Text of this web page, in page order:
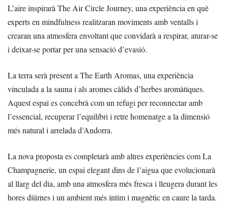
L’aire inspirarà The Air Circle Journey, una experiència en què
experts en mindfulness realitzaran moviments amb ventalls i
crearan una atmosfera envoltant que convidarà a respirar, aturar-se
i deixar-se portar per una sensació d’evasió.
La terra serà present a The Earth Aromas, una experiència
vinculada a la sauna i als aromes càlids d’herbes aromàtiques.
Aquest espai es concebrà com un refugi per reconnectar amb
l’essencial, recuperar l’equilibri i retre homenatge a la dimensió
més natural i arrelada d’Andorra.
La nova proposta es completarà amb altres experiències com La
Champagnerie, un espai elegant dins de l’aigua que evolucionarà
al llarg del dia, amb una atmosfera més fresca i lleugera durant les
hores diürnes i un ambient més íntim i magnètic en caure la tarda.